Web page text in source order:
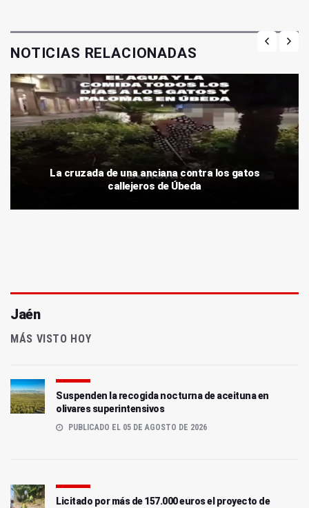
NOTICIAS RELACIONADAS
La cruzada de una anciana contra los gatos
callejeros de Úbeda
Jaén
MÁS VISTO HOY
Suspenden la recogida nocturna de aceituna en
olivares superintensivos
PUBLICADO EL 05 DE AGOSTO DE 2026
Licitado por más de 157.000 euros el proyecto de